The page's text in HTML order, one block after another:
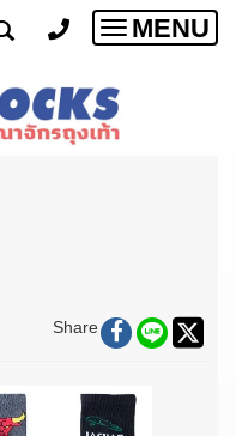
Toggle
MENU
Share